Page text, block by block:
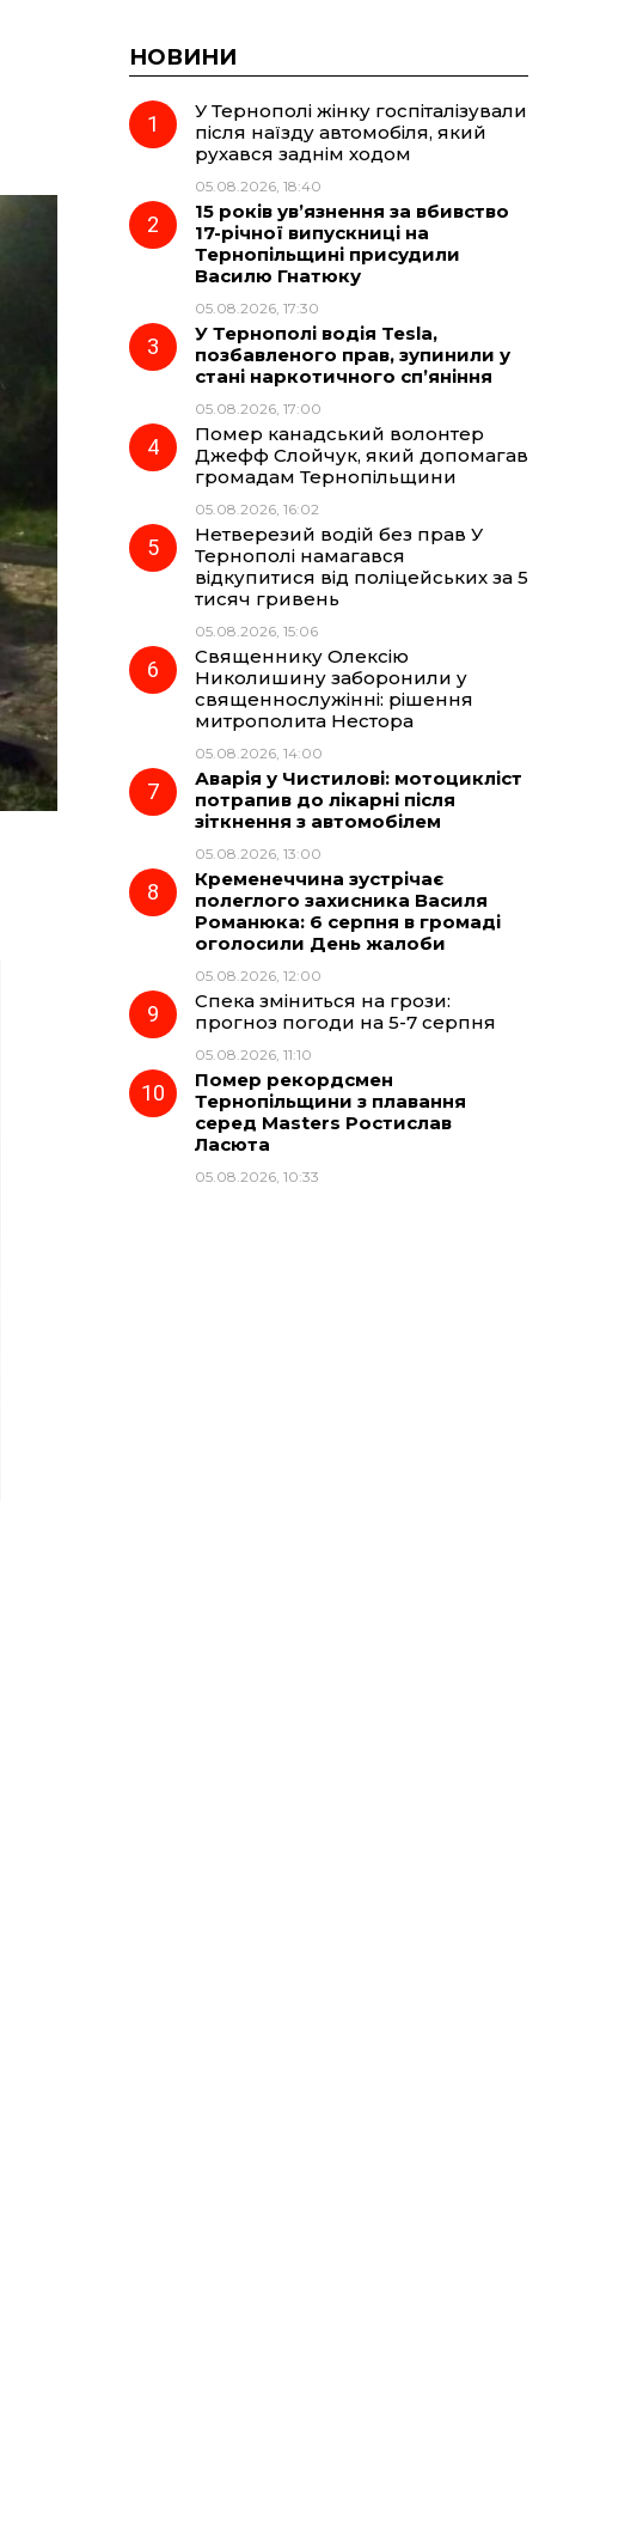
НОВИНИ
У Тернополі жінку госпіталізували
після наїзду автомобіля, який
рухався заднім ходом
05.08.2026, 18:40
15 років ув’язнення за вбивство
17-річної випускниці на
Тернопільщині присудили
Василю Гнатюку
05.08.2026, 17:30
У Тернополі водія Tesla,
позбавленого прав, зупинили у
стані наркотичного сп’яніння
05.08.2026, 17:00
Помер канадський волонтер
Джефф Слойчук, який допомагав
громадам Тернопільщини
05.08.2026, 16:02
Нетверезий водій без прав У
Тернополі намагався
відкупитися від поліцейських за 5
тисяч гривень
05.08.2026, 15:06
Священнику Олексію
Николишину заборонили у
священнослужінні: рішення
митрополита Нестора
05.08.2026, 14:00
Аварія у Чистилові: мотоцикліст
потрапив до лікарні після
зіткнення з автомобілем
05.08.2026, 13:00
Кременеччина зустрічає
полеглого захисника Василя
Романюка: 6 серпня в громаді
оголосили День жалоби
05.08.2026, 12:00
Спека зміниться на грози:
прогноз погоди на 5-7 серпня
05.08.2026, 11:10
Помер рекордсмен
Тернопільщини з плавання
серед Masters Ростислав
Ласюта
05.08.2026, 10:33